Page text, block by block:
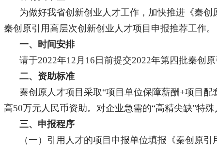
为做好我省创新创业人才工作，加快推进《秦
秦创原引用高层次创新创业人才项目申报推荐工作。
一、时间安排
请于2022年12月16日前提交2022年第四批秦创
二、资助标准
秦创原人才项目采取“项目单位保障薪酬+项目
高50万元人民币资助。对企业急需的“高精尖缺”特
三、申报程序
（一）引用人才的项目申报单位填报《秦创原